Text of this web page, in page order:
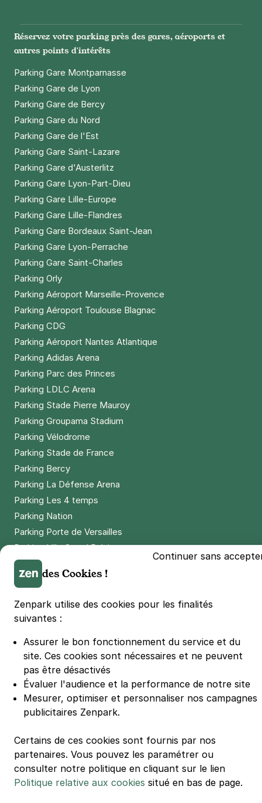
Réservez votre parking près des gares, aéroports et
autres points d'intérêts
Parking Gare Montparnasse
Parking Gare de Lyon
Parking Gare de Bercy
Parking Gare du Nord
Parking Gare de l'Est
Parking Gare Saint-Lazare
Parking Gare d'Austerlitz
Parking Gare Lyon-Part-Dieu
Parking Gare Lille-Europe
Parking Gare Lille-Flandres
Parking Gare Bordeaux Saint-Jean
Parking Gare Lyon-Perrache
Parking Gare Saint-Charles
Parking Orly
Parking Aéroport Marseille-Provence
Parking Aéroport Toulouse Blagnac
Parking CDG
Parking Aéroport Nantes Atlantique
Parking Adidas Arena
Parking Parc des Princes
Parking LDLC Arena
Parking Stade Pierre Mauroy
Parking Groupama Stadium
Parking Vélodrome
Parking Stade de France
Parking Bercy
Parking La Défense Arena
Parking Les 4 temps
Parking Nation
Parking Porte de Versailles
Parking Lille Grand Palais
Parking Euralille
Parking Casino Barrière Lille
🌍 Passer de 130 à 110 km/h sur autoroute réduit votre
#SeDéplacerMoinsPolluer
© Zenpark 2012 - 2026 - Tous droits réservés - Fabriqué avec soin à
Continuer sans
des Cookies !
Zenpark utilise des cookies pour les finalités
suivantes :
Assurer le bon fonctionnement du service et du
site. Ces cookies sont nécessaires et ne peuvent
pas être désactivés
Évaluer l'audience et la performance de notre site
Mesurer, optimiser et personnaliser nos campagnes
publicitaires Zenpark.
Certains de ces cookies sont fournis par nos
partenaires. Vous pouvez les paramétrer ou
consulter notre politique en cliquant sur le lien
Politique relative aux cookies situé en bas de page.